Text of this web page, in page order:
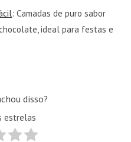
: Camadas de puro sabor
ideal para festas e
disso?
estrelas